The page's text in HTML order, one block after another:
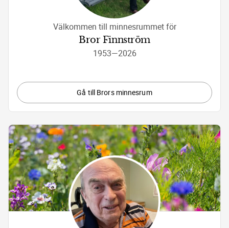
Välkommen till minnesrummet för
Bror Finnström
1953—2026
Gå till Brors minnesrum